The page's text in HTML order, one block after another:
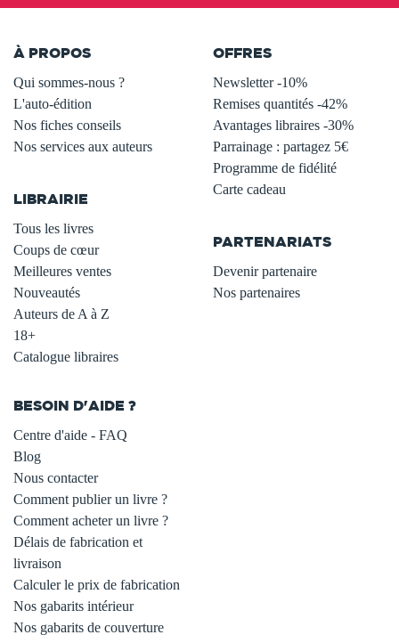
À PROPOS
Qui sommes-nous ?
L'auto-édition
Nos fiches conseils
Nos services aux auteurs
LIBRAIRIE
Tous les livres
Coups de cœur
Meilleures ventes
Nouveautés
Auteurs de A à Z
18+
Catalogue libraires
OFFRES
Newsletter -10%
Remises quantités -42%
Avantages libraires -30%
Parrainage : partagez 5€
Programme de fidélité
Carte cadeau
PARTENARIATS
Devenir partenaire
Nos partenaires
BESOIN D'AIDE ?
Centre d'aide - FAQ
Blog
Nous contacter
Comment publier un livre ?
Comment acheter un livre ?
Délais de fabrication et
livraison
Calculer le prix de fabrication
Nos gabarits intérieur
Nos gabarits de couverture